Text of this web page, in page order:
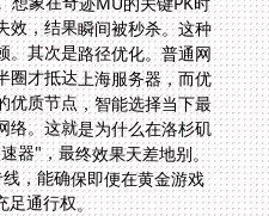
足通行权。